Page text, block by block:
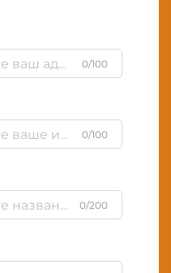
0/100
0/100
0/200